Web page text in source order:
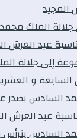
جلالة الملك
عيد العرش
إلى جلالة
السابعة و
السادس
السادس